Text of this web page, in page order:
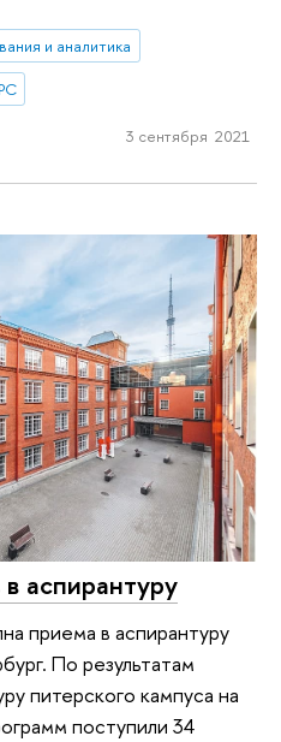
и аналитика
3 сентября 2021
аспирантуру
приема в аспирантуру
По результатам
питерского кампуса на
поступили 34